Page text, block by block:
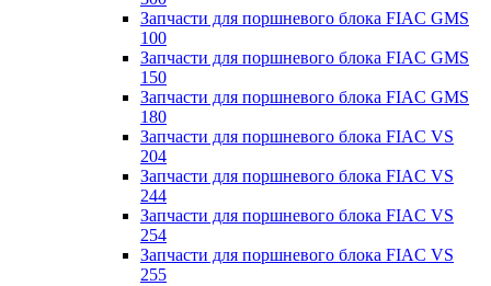
Запчасти для поршневого блока FIAC GMS
100
Запчасти для поршневого блока FIAC GMS
150
Запчасти для поршневого блока FIAC GMS
180
Запчасти для поршневого блока FIAC VS
204
Запчасти для поршневого блока FIAC VS
244
Запчасти для поршневого блока FIAC VS
254
Запчасти для поршневого блока FIAC VS
255